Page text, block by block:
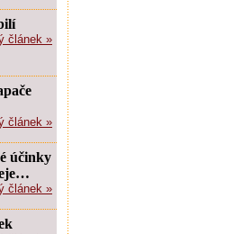
článek »
článek »
účinky
článek »